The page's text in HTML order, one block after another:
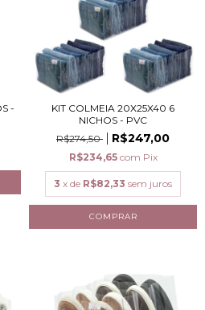
-
KIT COLMEIA 20X25X40 6
NICHOS - PVC
R$274,50
R$247,00
R$234,65 com Pix
3 x de R$82,33 sem juros